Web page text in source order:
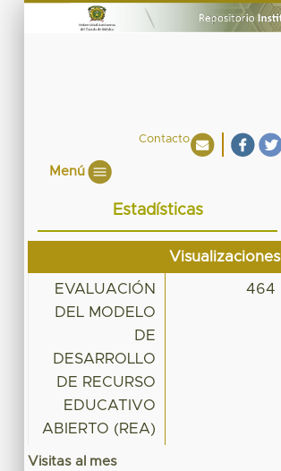
Contacto
Menú
Estadísticas
Visualizaciones
EVALUACIÓN
DEL MODELO
DE
DESARROLLO
DE RECURSO
EDUCATIVO
ABIERTO (REA)
464
Visitas al mes